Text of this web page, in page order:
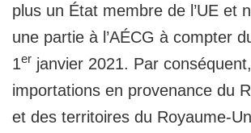
plus un État membre de l’UE et
une partie à l’AÉCG à compter
1er janvier 2021. Par
importations en provenance du
et des territoires du Royaume-